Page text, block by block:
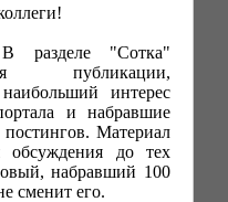
"Сотка"
публикации,
интерес
и набравшие
Материал
обсуждения до тех
набравший 100
сменит его.